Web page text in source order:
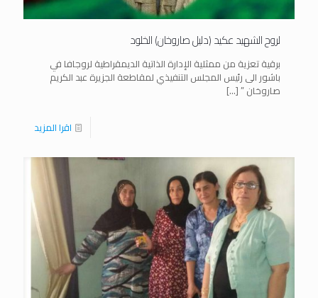
لروح الشهيد عكيد (دليل صاروخان) الخلود
برقية تعزية من ممثلية الإدارة الذاتية الديمقراطية لروجافا في
باشور الى رئيس المجلس التنفيذي لمقاطعة الجزيرة عبد الكريم
صاروخان ”[…]
اقرا المزيد